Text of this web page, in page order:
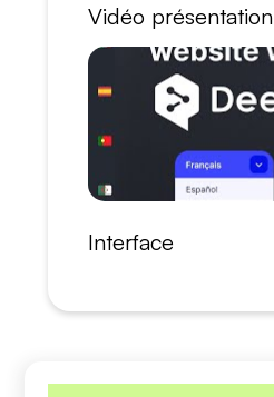
Vidéo présentation
Interface